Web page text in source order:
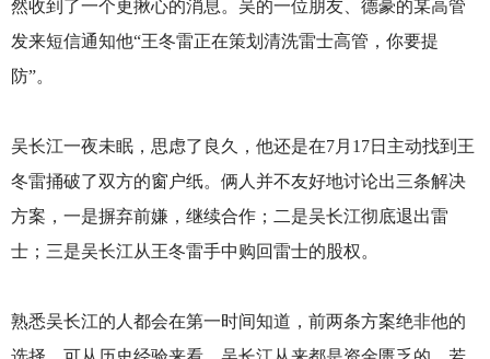
然收到了一个更揪心的消息。吴的一位朋友、德豪的某高管
发来短信通知他“王冬雷正在策划清洗雷士高管，你要提
防”。
吴长江一夜未眠，思虑了良久，他还是在7月17日主动找到王
冬雷捅破了双方的窗户纸。俩人并不友好地讨论出三条解决
方案，一是摒弃前嫌，继续合作；二是吴长江彻底退出雷
士；三是吴长江从王冬雷手中购回雷士的股权。
熟悉吴长江的人都会在第一时间知道，前两条方案绝非他的